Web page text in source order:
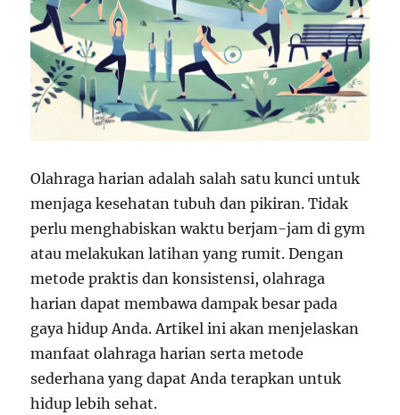
Olahraga harian adalah salah satu kunci untuk
menjaga kesehatan tubuh dan pikiran. Tidak
perlu menghabiskan waktu berjam-jam di gym
atau melakukan latihan yang rumit. Dengan
metode praktis dan konsistensi, olahraga
harian dapat membawa dampak besar pada
gaya hidup Anda. Artikel ini akan menjelaskan
manfaat olahraga harian serta metode
sederhana yang dapat Anda terapkan untuk
hidup lebih sehat.